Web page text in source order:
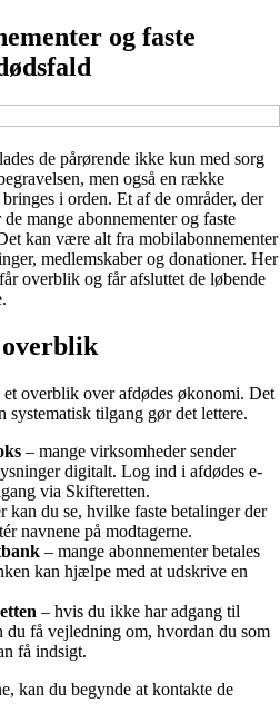
og faste
de pårørende ikke kun med sorg
men også en række
i orden. Et af de områder, der
mange abonnementer og faste
kan være alt fra mobilabonnementer
medlemskaber og donationer. Her
overblik og får afsluttet de løbende
overblik
overblik over afdødes økonomi. Det
tilgang gør det lettere.
– mange virksomheder sender
digitalt. Log ind i afdødes e-
via Skifteretten.
kan du se, hvilke faste betalinger der
navnene på modtagerne.
– mange abonnementer betales
kan hjælpe med at udskrive en
– hvis du ikke har adgang til
du få vejledning om, hvordan du som
få indsigt.
kan du begynde at kontakte de